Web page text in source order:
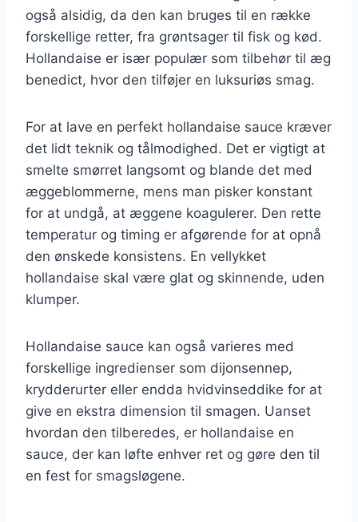
også alsidig, da den kan bruges til en række
forskellige retter, fra grøntsager til fisk og kød.
Hollandaise er især populær som tilbehør til æg
benedict, hvor den tilføjer en luksuriøs smag.
For at lave en perfekt hollandaise sauce kræver
det lidt teknik og tålmodighed. Det er vigtigt at
smelte smørret langsomt og blande det med
æggeblommerne, mens man pisker konstant
for at undgå, at æggene koagulerer. Den rette
temperatur og timing er afgørende for at opnå
den ønskede konsistens. En vellykket
hollandaise skal være glat og skinnende, uden
klumper.
Hollandaise sauce kan også varieres med
forskellige ingredienser som dijonsennep,
krydderurter eller endda hvidvinseddike for at
give en ekstra dimension til smagen. Uanset
hvordan den tilberedes, er hollandaise en
sauce, der kan løfte enhver ret og gøre den til
en fest for smagsløgene.